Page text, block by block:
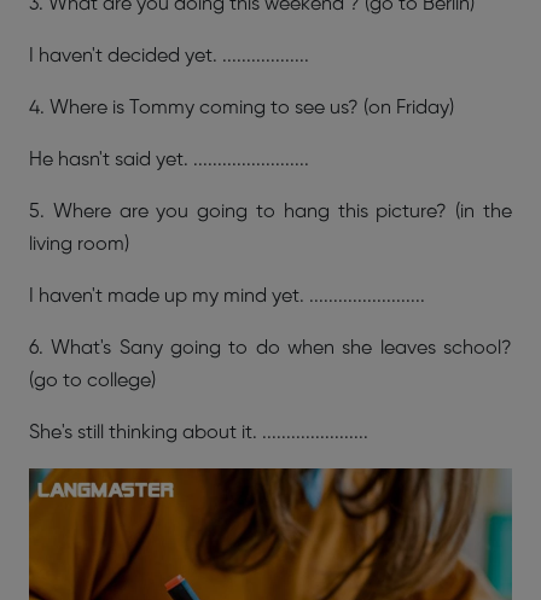
I haven't decided yet. ..................
4. Where is Tommy coming to see us? (on Friday)
He hasn't said yet. ........................
5. Where are you going to hang this picture? (in the
living room)
I haven't made up my mind yet. ........................
6. What's Sany going to do when she leaves school?
(go to college)
She's still thinking about it. ......................